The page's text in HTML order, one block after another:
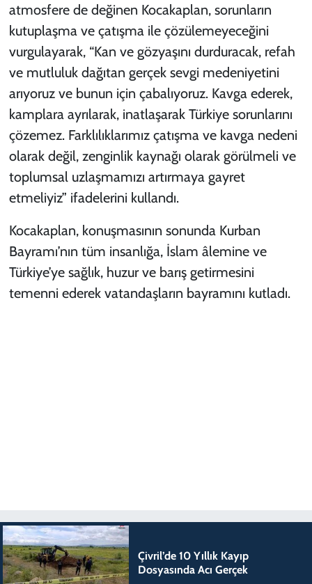
atmosfere de değinen Kocakaplan, sorunların
kutuplaşma ve çatışma ile çözülemeyeceğini
vurgulayarak, “Kan ve gözyaşını durduracak, refah
ve mutluluk dağıtan gerçek sevgi medeniyetini
arıyoruz ve bunun için çabalıyoruz. Kavga ederek,
kamplara ayrılarak, inatlaşarak Türkiye sorunlarını
çözemez. Farklılıklarımız çatışma ve kavga nedeni
olarak değil, zenginlik kaynağı olarak görülmeli ve
toplumsal uzlaşmamızı artırmaya gayret
etmeliyiz” ifadelerini kullandı.
Kocakaplan, konuşmasının sonunda Kurban
Bayramı’nın tüm insanlığa, İslam âlemine ve
Türkiye’ye sağlık, huzur ve barış getirmesini
temenni ederek vatandaşların bayramını kutladı.
Çivril’de 10 Yıllık Kayıp
Dosyasında Acı Gerçek